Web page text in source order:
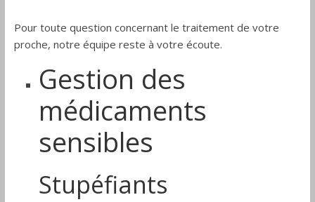
Pour toute question concernant le traitement de votre
proche, notre équipe reste à votre écoute.
Gestion des
médicaments
sensibles
Stupéfiants